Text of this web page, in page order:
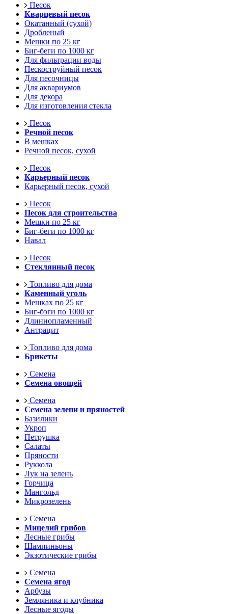
Песок
Кварцевый песок
Окатанный (сухой)
Дробленый
Мешки по 25 кг
Биг-беги по 1000 кг
Для фильтрации воды
Пескоструйный песок
Для песочницы
Для аквариумов
Для декора
Для изготовления стекла
Песок
Речной песок
В мешках
Речной песок, сухой
Песок
Карьерный песок
Карьерный песок, сухой
Песок
Песок для строительства
Мешки по 25 кг
Биг-беги по 1000 кг
Навал
Песок
Стеклянный песок
Топливо для дома
Каменный уголь
Мешках по 25 кг
Биг-бэги по 1000 кг
Длиннопламенный
Антрацит
Топливо для дома
Брикеты
Семена
Семена овощей
Семена
Семена зелени и пряностей
Базилики
Укроп
Петрушка
Салаты
Пряности
Руккола
Лук на зелень
Горчица
Мангольд
Микрозелень
Семена
Мицелий грибов
Лесные грибы
Шампиньоны
Экзотические грибы
Семена
Семена ягод
Арбузы
Земляника и клубника
Лесные ягоды